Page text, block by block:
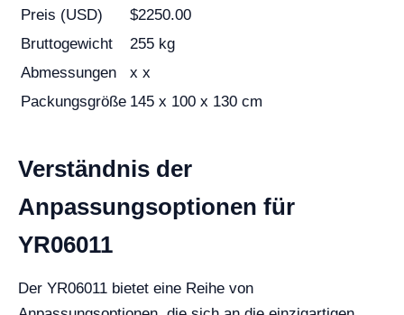
Preis (USD)
$2250.00
Bruttogewicht
255 kg
Abmessungen
x x
Packungsgröße 145 x 100 x 130 cm
Verständnis der
Anpassungsoptionen für
YR06011
Der YR06011 bietet eine Reihe von